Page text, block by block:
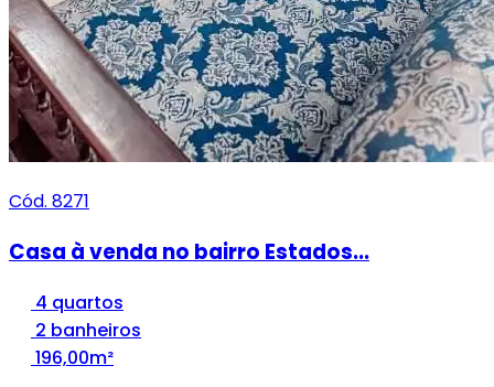
Cód. 8271
Casa à venda no bairro Estados...
4 quartos
2 banheiros
196,00m²